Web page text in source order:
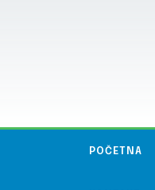
POČETNA